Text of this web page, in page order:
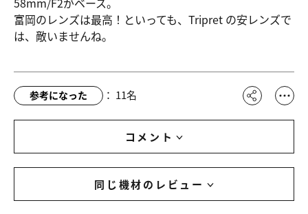
富岡のレンズは最高！といっても、Tripret の安レンズで
は、敵いませんね。
参考になった ： 11名
コメント
同じ機材のレビュー